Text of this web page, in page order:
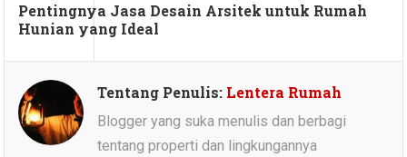
Pentingnya Jasa Desain Arsitek untuk Rumah
Hunian yang Ideal
Tentang Penulis: Lentera Rumah
Blogger yang suka menulis dan berbagi
tentang properti dan lingkungannya